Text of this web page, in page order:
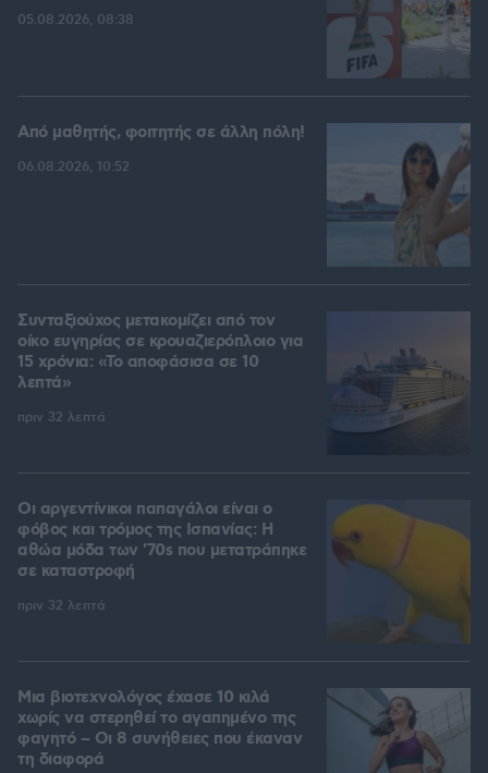
05.08.2026, 08:38
Από μαθητής, φοιτητής σε άλλη πόλη!
06.08.2026, 10:52
Συνταξιούχος μετακομίζει από τον
οίκο ευγηρίας σε κρουαζιερόπλοιο για
15 χρόνια: «Το αποφάσισα σε 10
λεπτά»
πριν 32 λεπτά
Οι αργεντίνικοι παπαγάλοι είναι ο
φόβος και τρόμος της Ισπανίας: Η
αθώα μόδα των '70s που μετατράπηκε
σε καταστροφή
πριν 32 λεπτά
Μια βιοτεχνολόγος έχασε 10 κιλά
χωρίς να στερηθεί το αγαπημένο της
φαγητό – Οι 8 συνήθειες που έκαναν
τη διαφορά